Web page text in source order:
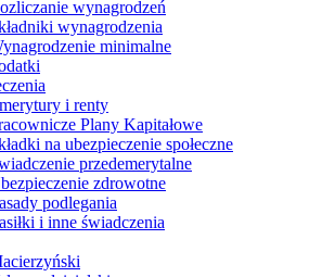
wynagrodzeń
wynagrodzenia
minimalne
i renty
Plany Kapitałowe
na ubezpieczenie społeczne
przedemerytalne
zdrowotne
podlegania
i inne świadczenia